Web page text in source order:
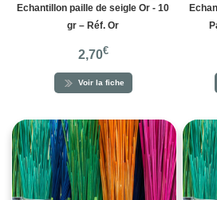
Echantillon paille de seigle Or - 10
gr – Réf. Or
2,70€
Voir la fiche